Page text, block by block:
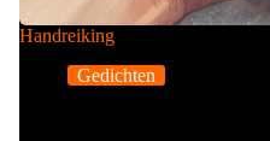
Handreiking
Gedichten